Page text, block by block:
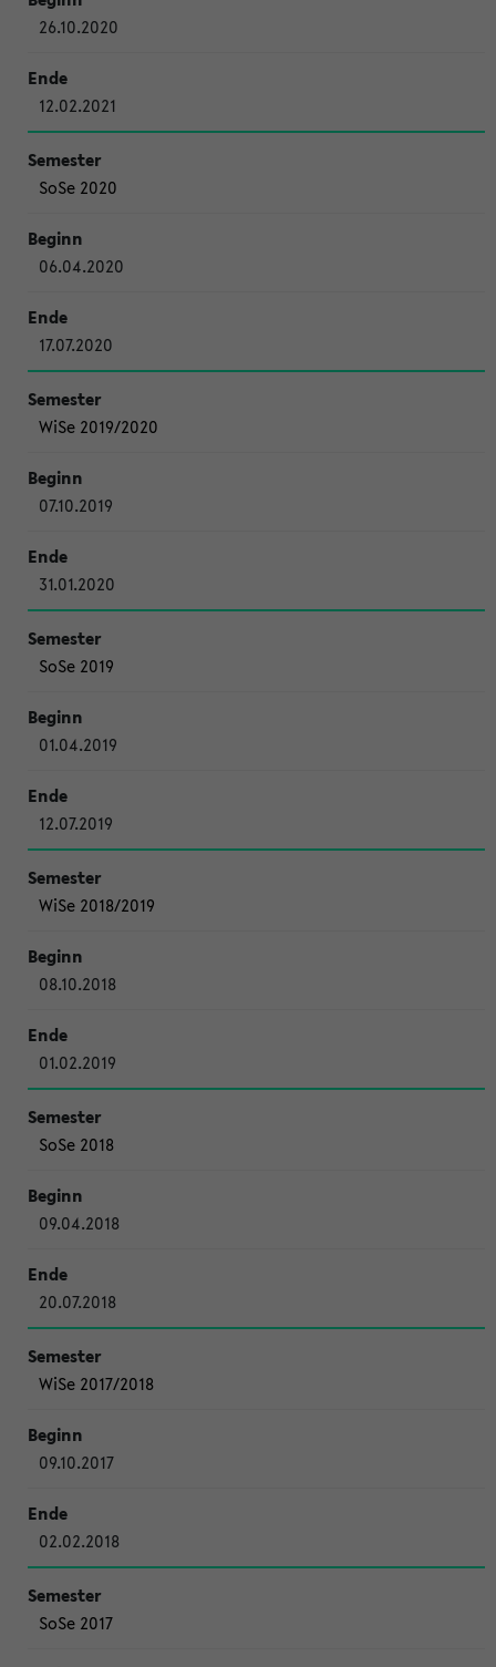
26.10.2020
12.02.2021
SoSe 2020
06.04.2020
17.07.2020
WiSe 2019/2020
07.10.2019
31.01.2020
SoSe 2019
01.04.2019
12.07.2019
WiSe 2018/2019
08.10.2018
01.02.2019
SoSe 2018
09.04.2018
20.07.2018
WiSe 2017/2018
09.10.2017
02.02.2018
SoSe 2017